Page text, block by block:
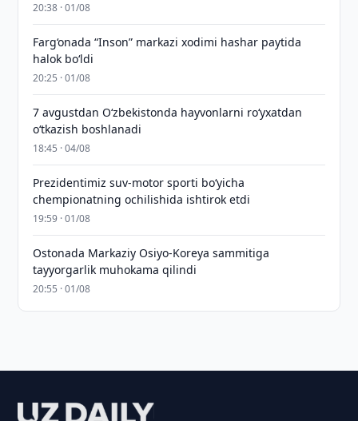
20:38 · 01/08
Farg‘onada “Inson” markazi xodimi hashar paytida
halok bo‘ldi
20:25 · 01/08
7 avgustdan O‘zbekistonda hayvonlarni ro‘yxatdan
o‘tkazish boshlanadi
18:45 · 04/08
Prezidentimiz suv-motor sporti bo‘yicha
chempionatning ochilishida ishtirok etdi
19:59 · 01/08
Ostonada Markaziy Osiyo-Koreya sammitiga
tayyorgarlik muhokama qilindi
20:55 · 01/08